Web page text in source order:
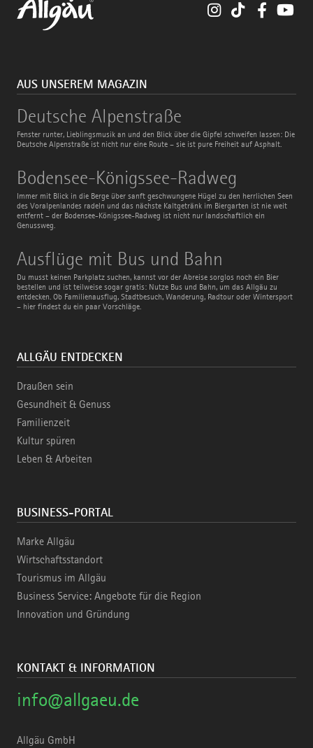
InstagramTikTok
AUS UNSEREM MAGAZIN
Deutsche Alpenstraße
Fenster runter, Lieblingsmusik an und den Blick über die Gipfel schweifen lassen: Die
Deutsche Alpenstraße ist nicht nur eine Route – sie ist pure Freiheit auf Asphalt.
Deutsche
Alpenstraße
Bodensee-Königssee-Radweg
Immer mit Blick in die Berge über sanft geschwungene Hügel zu den herrlichen Seen
des Voralpenlandes radeln und das nächste Kaltgetränk im Biergarten ist nie weit
entfernt – der Bodensee-Königssee-Radweg ist nicht nur landschaftlich ein
Genussweg.
Bodensee-
Königssee-
Radweg
Ausflüge mit Bus und Bahn
Du musst keinen Parkplatz suchen, kannst vor der Abreise sorglos noch ein Bier
bestellen und ist teilweise sogar gratis: Nutze Bus und Bahn, um das Allgäu zu
entdecken. Ob Familienausflug, Stadtbesuch, Wanderung, Radtour oder Wintersport
– hier findest du ein paar Vorschläge.
Ausflüge
mit
Bus
und
Bahn
ALLGÄU ENTDECKEN
Draußen sein
Gesundheit & Genuss
Familienzeit
Kultur spüren
Leben & Arbeiten
BUSINESS-PORTAL
Marke Allgäu
Wirtschaftsstandort
Tourismus im Allgäu
Business Service: Angebote für die Region
Innovation und Gründung
KONTAKT & INFORMATION
info@allgaeu.de
Allgäu GmbH